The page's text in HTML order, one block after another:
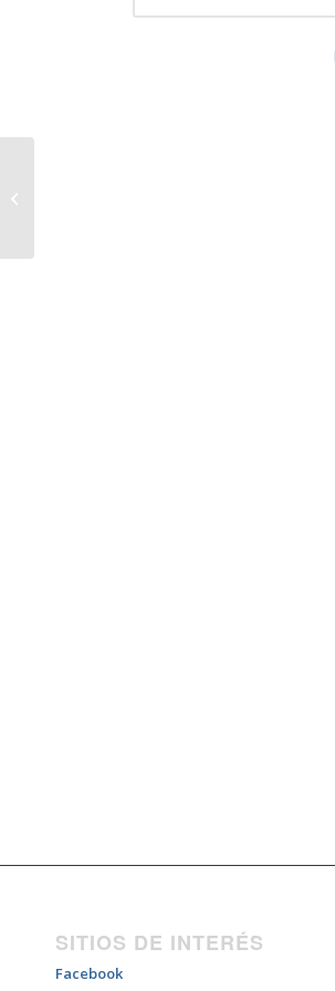
SITIOS DE INTERÉS
Facebook